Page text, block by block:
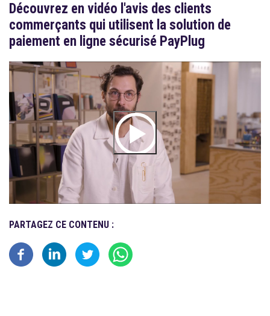
Découvrez en vidéo l'avis des clients
commerçants qui utilisent la solution de
paiement en ligne sécurisé PayPlug
PARTAGEZ CE CONTENU :